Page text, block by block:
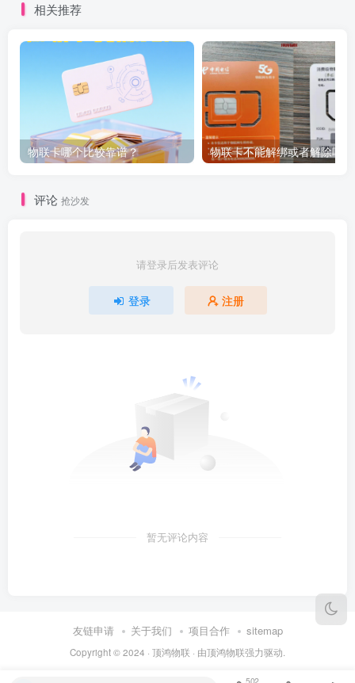
相关推荐
物联卡哪个比较靠谱？ 物联卡不能解绑或者解除吗？
评论 抢沙发
请登录后发表评论
登录 注册
暂无评论内容
友链申请 关于我们 项目合作 sitemap
Copyright © 2024 · 顶鸿物联 · 由顶鸿物联强力驱动.